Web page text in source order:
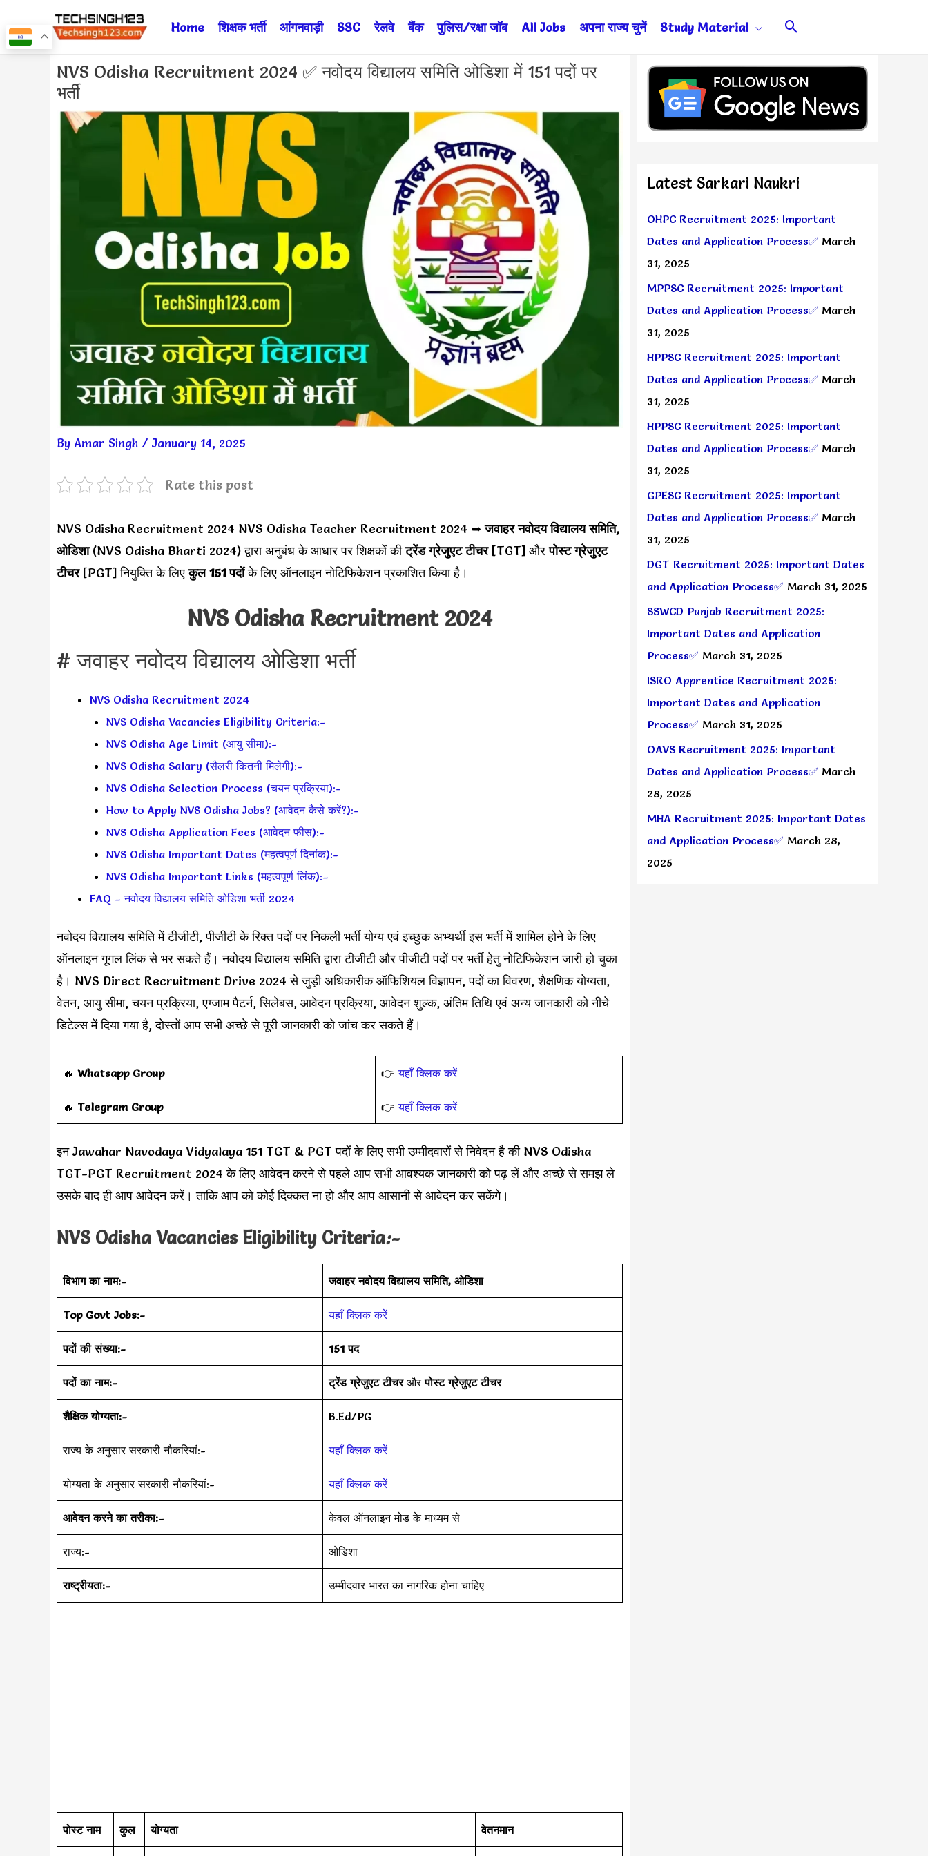
to
Home शिक्षक भर्ती आंगनवाड़ी SSC रेलवे बैंक पुलिस/रक्षा जॉब All Jobs अपना राज्य चुनें Study Material Search
NVS Odisha Recruitment 2024 ✅ नवोदय विद्यालय समिति ओडिशा में 151 पदों पर
भर्ती
By Amar Singh / January 14, 2025
Rate this post
NVS Odisha Recruitment 2024 NVS Odisha Teacher Recruitment 2024 ➥जवाहर नवोदय विद्यालय समिति,
ओडिशा (NVS Odisha Bharti 2024) द्वारा अनुबंध के आधार पर शिक्षकों कीट्रेंड ग्रेजुएट टीचर [TGT] औरपोस्ट ग्रेजुएट
टीचर[PGT] नियुक्ति के लिएकुल 151 पदोंके लिए ऑनलाइन नोटिफिकेशन प्रकाशित किया है।
NVS Odisha Recruitment 2024
# जवाहर नवोदय विद्यालय ओडिशा भर्ती
NVS Odisha Recruitment 2024
NVS Odisha Vacancies Eligibility Criteria:-
NVS Odisha Age Limit (आयु सीमा):-
NVS Odisha Salary (सैलरी कितनी मिलेगी):-
NVS Odisha Selection Process (चयन प्रक्रिया):-
How to Apply NVS Odisha Jobs? (आवेदन कैसे करें?):-
NVS Odisha Application Fees (आवेदन फीस):-
NVS Odisha Important Dates (महत्वपूर्ण दिनांक):-
NVS Odisha Important Links (महत्वपूर्ण लिंक):–
FAQ – नवोदय विद्यालय समिति ओडिशा भर्ती 2024
नवोदय विद्यालय समिति में टीजीटी, पीजीटी के रिक्त पदों पर निकली भर्ती योग्य एवं इच्छुक अभ्यर्थी इस भर्ती में शामिल होने के लिए
ऑनलाइन गूगल लिंक से भर सकते हैं। नवोदय विद्यालय समिति द्वारा टीजीटी और पीजीटी पदों पर भर्ती हेतु नोटिफिकेशन जारी हो चुका
है। NVS Direct Recruitment Drive 2024 से जुड़ी अधिकारीक ऑफिशियल विज्ञापन, पदों का विवरण, शैक्षणिक योग्यता,
वेतन, आयु सीमा, चयन प्रक्रिया, एग्जाम पैटर्न, सिलेबस, आवेदन प्रक्रिया, आवेदन शुल्क, अंतिम तिथि एवं अन्य जानकारी को नीचे
डिटेल्स में दिया गया है, दोस्तों आप सभी अच्छे से पूरी जानकारी को जांच कर सकते हैं।
‎️‍🔥 Whatsapp Group 👉यहाँ क्लिक करें
‎️‍🔥 Telegram Group 👉यहाँ क्लिक करें
इन Jawahar Navodaya Vidyalaya 151 TGT & PGT पदों के लिए सभी उम्मीदवारों से निवेदन है की NVS Odisha
TGT-PGT Recruitment 2024 के लिए आवेदन करने से पहले आप सभी आवश्यक जानकारी को पढ़ लें और अच्छे से समझ ले
उसके बाद ही आप आवेदन करें। ताकि आप को कोई दिक्कत ना हो और आप आसानी से आवेदन कर सकेंगे।
NVS Odisha Vacancies Eligibility Criteria:-
विभाग का नाम:- जवाहर नवोदय विद्यालय समिति, ओडिशा
Top Govt Jobs:- यहाँ क्लिक करें
पदों की संख्या:- 151 पद
पदों का नाम:- ट्रेंड ग्रेजुएट टीचर औरपोस्ट ग्रेजुएट टीचर
शैक्षिक योग्यता:- B.Ed/PG
राज्य के अनुसार सरकारी नौकरियां:- यहाँ क्लिक करें
योग्यता के अनुसार सरकारी नौकरियां:- यहाँ क्लिक करें
आवेदन करने का तरीका:– केवल ऑनलाइन मोड के माध्यम से
राज्य:- ओडिशा
राष्ट्रीयता:- उम्मीदवार भारत का नागरिक होना चाहिए
पोस्ट नाम कुल योग्यता वेतनमान
Post
navigation
Latest Sarkari Naukri
OHPC Recruitment 2025: Important
Dates and Application Process✅ March
31, 2025
MPPSC Recruitment 2025: Important
Dates and Application Process✅ March
31, 2025
HPPSC Recruitment 2025: Important
Dates and Application Process✅ March
31, 2025
HPPSC Recruitment 2025: Important
Dates and Application Process✅ March
31, 2025
GPESC Recruitment 2025: Important
Dates and Application Process✅ March
31, 2025
DGT Recruitment 2025: Important Dates
and Application Process✅ March 31, 2025
SSWCD Punjab Recruitment 2025:
Important Dates and Application
Process✅ March 31, 2025
ISRO Apprentice Recruitment 2025:
Important Dates and Application
Process✅ March 31, 2025
OAVS Recruitment 2025: Important
Dates and Application Process✅ March
28, 2025
MHA Recruitment 2025: Important Dates
and Application Process✅ March 28,
2025